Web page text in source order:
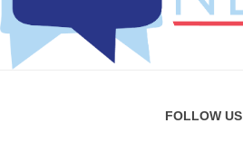
FOLLOW US